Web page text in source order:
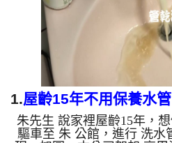
1.屋齡15年不用保養水
清洗
朱先生 說家裡屋齡15年，
驅車至 朱 公館，進行 洗水